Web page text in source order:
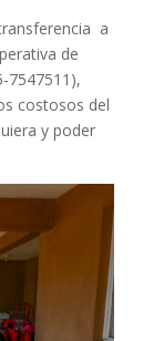
a
de
7547511),
costosos del
y poder